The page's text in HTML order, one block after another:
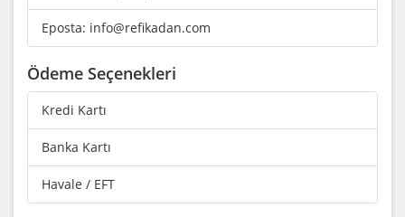
Eposta: info@refikadan.com
Ödeme Seçenekleri
Kredi Kartı
Banka Kartı
Havale / EFT